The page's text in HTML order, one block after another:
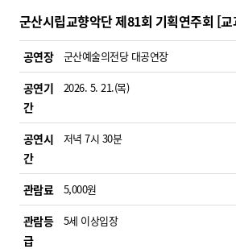
군산시립교향악단 제81회 기획연주회 [
공연장 군산예술의전당 대공연장
공연기
간
2026. 5. 21.(목)
공연시
간
저녁 7시 30분
관람료 5,000원
관람등
급
5세 이상입장